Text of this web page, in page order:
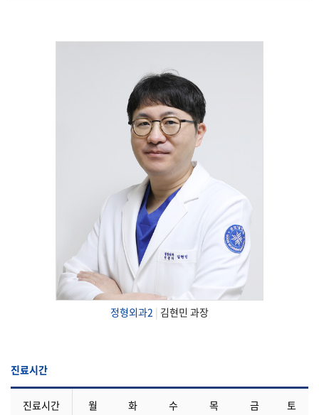
정형외과2 | 김현민 과장
진료시간
진료시간 월 화 수 목 금 토